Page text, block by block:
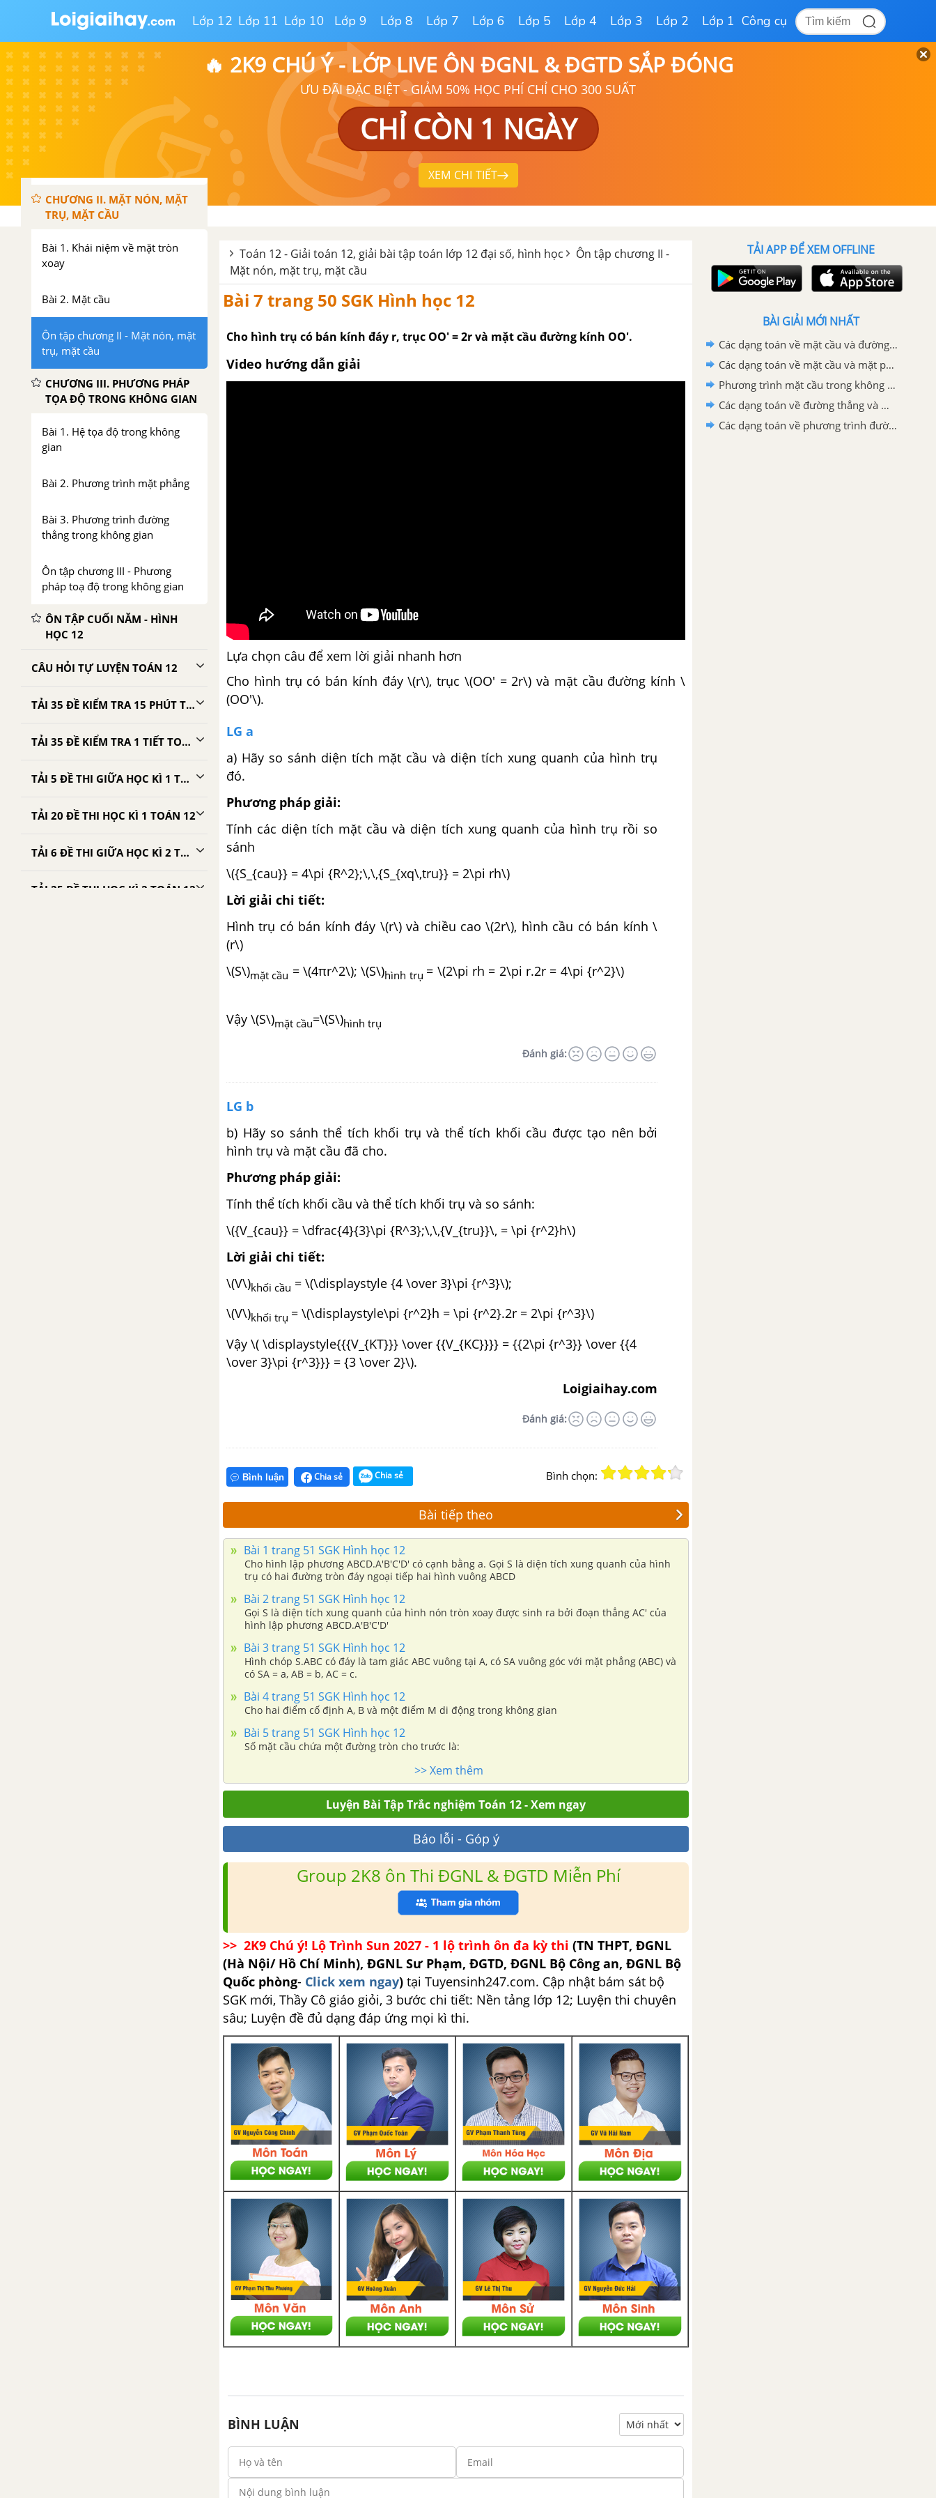
Lớp 12 Lớp 11 Lớp 10 Lớp 9 Lớp 8 Lớp 7 Lớp 6 Lớp 5 Lớp 4 Lớp 3 Lớp 2 Lớp 1 Công cụ
🔥 2K9 CHÚ Ý - LỚP LIVE ÔN ĐGNL & ĐGTD SẮP ĐÓNG
ƯU ĐÃI ĐẶC BIỆT - GIẢM 50% HỌC PHÍ CHỈ CHO 300 SUẤT
CHỈ CÒN 1 NGÀY
XEM CHI TIẾT
Bài 1. Khái niệm về khối đa diện
Bài 2. Khối đa diện lồi và khối
đa diện đều
Bài 3. Khái niệm về thể tích của
khối đa diện
Ôn tập chương I - Khối đa diện
CHƯƠNG II. MẶT NÓN, MẶT
TRỤ, MẶT CẦU
Bài 1. Khái niệm về mặt tròn
xoay
Bài 2. Mặt cầu
Ôn tập chương II - Mặt nón, mặt
trụ, mặt cầu
CHƯƠNG III. PHƯƠNG PHÁP
TỌA ĐỘ TRONG KHÔNG GIAN
Bài 1. Hệ tọa độ trong không
gian
Bài 2. Phương trình mặt phẳng
Bài 3. Phương trình đường
thẳng trong không gian
Ôn tập chương III - Phương
pháp toạ độ trong không gian
ÔN TẬP CUỐI NĂM - HÌNH
HỌC 12
CÂU HỎI TỰ LUYỆN TOÁN 12
TẢI 35 ĐỀ KIỂM TRA 15 PHÚT TOÁN 12
TẢI 35 ĐỀ KIỂM TRA 1 TIẾT TOÁN 12
TẢI 5 ĐỀ THI GIỮA HỌC KÌ 1 TOÁN 12
TẢI 20 ĐỀ THI HỌC KÌ 1 TOÁN 12
TẢI 6 ĐỀ THI GIỮA HỌC KÌ 2 TOÁN 12
TẢI 25 ĐỀ THI HỌC KÌ 2 TOÁN 12
Toán 12 - Giải toán 12, giải bài tập toán lớp 12 đại số, hình học
Ôn tập chương II -
Mặt nón, mặt trụ, mặt cầu
Bài 7 trang 50 SGK Hình học 12
Cho hình trụ có bán kính đáy r, trục OO' = 2r và mặt cầu đường kính OO'.
Video hướng dẫn giải
Lựa chọn câu để xem lời giải nhanh hơn
Cho hình trụ có bán kính đáy \(r\), trục \(OO' = 2r\) và mặt cầu đường kính \
(OO'\).
LG a
a) Hãy so sánh diện tích mặt cầu và diện tích xung quanh của hình trụ
đó.
Phương pháp giải:
Tính các diện tích mặt cầu và diện tích xung quanh của hình trụ rồi so
sánh
\({S_{cau}} = 4\pi {R^2};\,\,{S_{xq\,tru}} = 2\pi rh\)
Lời giải chi tiết:
Hình trụ có bán kính đáy \(r\) và chiều cao \(2r\), hình cầu có bán kính \
(r\)
\(S\)mặt cầu = \(4πr^2\); \(S\)hình trụ = \(2\pi rh = 2\pi r.2r = 4\pi {r^2}\)
Vậy \(S\)mặt cầu=\(S\)hình trụ
Đánh giá:
LG b
b) Hãy so sánh thể tích khối trụ và thể tích khối cầu được tạo nên bởi
hình trụ và mặt cầu đã cho.
Phương pháp giải:
Tính thể tích khối cầu và thể tích khối trụ và so sánh:
\({V_{cau}} = \dfrac{4}{3}\pi {R^3};\,\,{V_{tru}}\, = \pi {r^2}h\)
Lời giải chi tiết:
\(V\)khối cầu = \(\displaystyle {4 \over 3}\pi {r^3}\);
\(V\)khối trụ = \(\displaystyle\pi {r^2}h = \pi {r^2}.2r = 2\pi {r^3}\)
Vậy \( \displaystyle{{{V_{KT}}} \over {{V_{KC}}}} = {{2\pi {r^3}} \over {{4
\over 3}\pi {r^3}}} = {3 \over 2}\).
Loigiaihay.com
Đánh giá:
Bình luận Chia sẻ Chia sẻ Bình chọn:
Bài tiếp theo
Bài 1 trang 51 SGK Hình học 12
Cho hình lập phương ABCD.A'B'C'D' có cạnh bằng a. Gọi S là diện tích xung quanh của hình
trụ có hai đường tròn đáy ngoại tiếp hai hình vuông ABCD
Bài 2 trang 51 SGK Hình học 12
Gọi S là diện tích xung quanh của hình nón tròn xoay được sinh ra bởi đoạn thẳng AC' của
hình lập phương ABCD.A'B'C'D'
Bài 3 trang 51 SGK Hình học 12
Hình chóp S.ABC có đáy là tam giác ABC vuông tại A, có SA vuông góc với mặt phẳng (ABC) và
có SA = a, AB = b, AC = c.
Bài 4 trang 51 SGK Hình học 12
Cho hai điểm cố định A, B và một điểm M di động trong không gian
Bài 5 trang 51 SGK Hình học 12
Số mặt cầu chứa một đường tròn cho trước là:
>> Xem thêm
Luyện Bài Tập Trắc nghiệm Toán 12 - Xem ngay
Báo lỗi - Góp ý
Group 2K8 ôn Thi ĐGNL & ĐGTD Miễn Phí
>> 2K9 Chú ý! Lộ Trình Sun 2027 - 1 lộ trình ôn đa kỳ thi (TN THPT, ĐGNL
(Hà Nội/ Hồ Chí Minh), ĐGNL Sư Phạm, ĐGTD, ĐGNL Bộ Công an, ĐGNL Bộ
Quốc phòng- Click xem ngay) tại Tuyensinh247.com. Cập nhật bám sát bộ
SGK mới, Thầy Cô giáo giỏi, 3 bước chi tiết: Nền tảng lớp 12; Luyện thi chuyên
sâu; Luyện đề đủ dạng đáp ứng mọi kì thi.
BÌNH LUẬN
TẢI APP ĐỂ XEM OFFLINE
BÀI GIẢI MỚI NHẤT
Các dạng toán về mặt cầu và đường thẳng
Các dạng toán về mặt cầu và mặt phẳng
Phương trình mặt cầu trong không gian
Các dạng toán về đường thẳng và mặt phẳng
Các dạng toán về phương trình đường thẳng